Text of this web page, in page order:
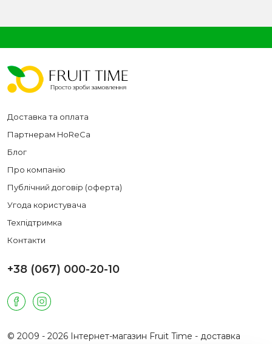
Доставка та оплата
Партнерам HoReCa
Блог
Про компанію
Публічний договір (оферта)
Угода користувача
Техпідтримка
Контакти
+38 (067) 000-20-10
© 2009 - 2026 Інтернет-магазин Fruit Time - доставка